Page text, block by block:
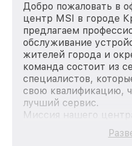
Добро пожаловать в
центр MSI в городе
предлагаем
обслуживание
жителей города и
команда состоит из
специалистов,
свою квалификацию,
лучший сервис.
Миссия нашего
качественный и
каждого